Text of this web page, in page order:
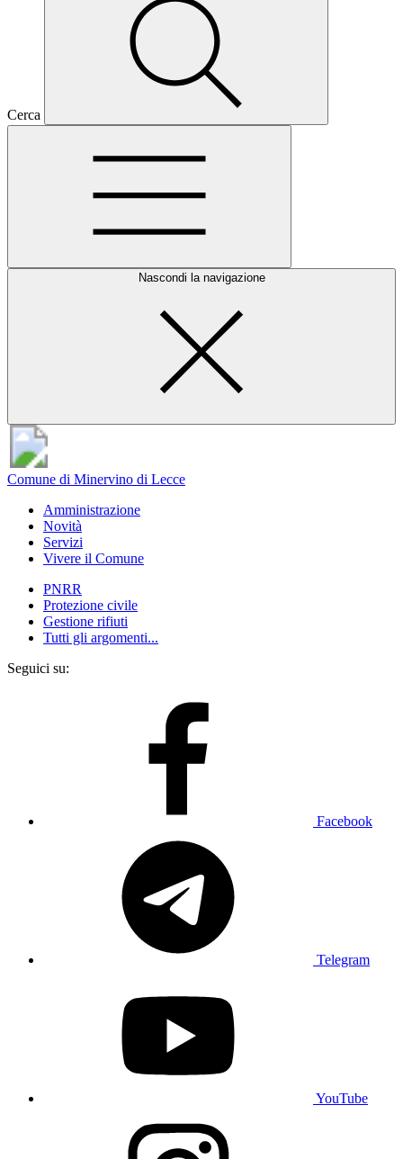
Cerca
Nascondi la navigazione
Comune di Minervino di Lecce
Amministrazione
Novità
Servizi
Vivere il Comune
PNRR
Protezione civile
Gestione rifiuti
Tutti gli argomenti...
Seguici su:
Facebook
Telegram
YouTube